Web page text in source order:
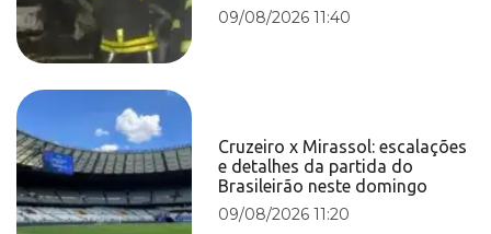
09/08/2026 11:40
Cruzeiro x Mirassol: escalações
e detalhes da partida do
Brasileirão neste domingo
09/08/2026 11:20